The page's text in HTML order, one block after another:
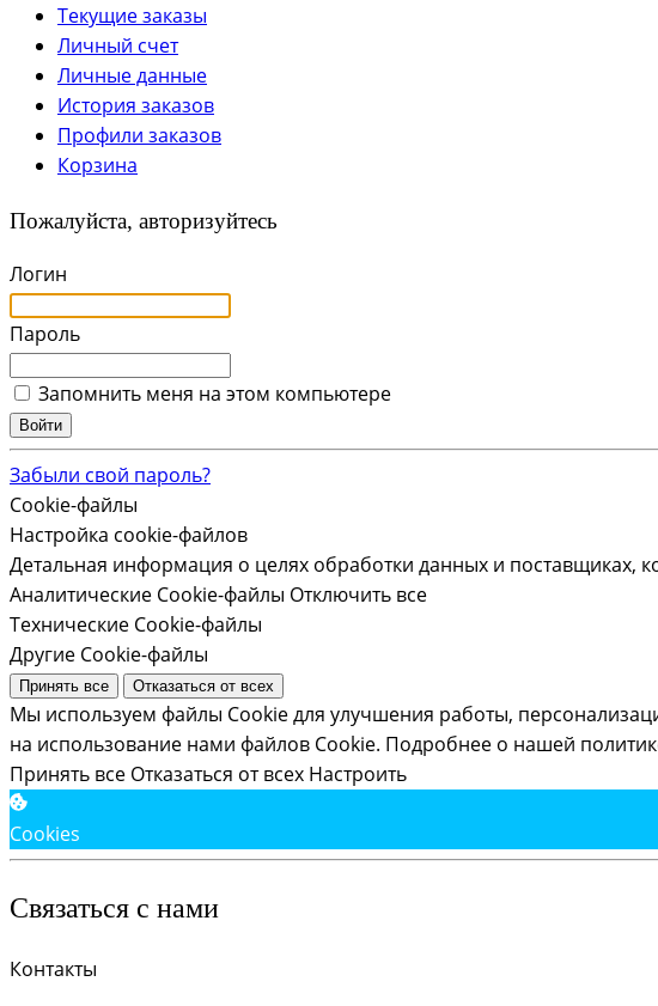
Текущие заказы
Личный счет
Личные данные
История заказов
Профили заказов
Корзина
Пожалуйста, авторизуйтесь
Логин
Пароль
Запомнить меня на этом компьютере
Забыли свой пароль?
Cookie-файлы
Настройка cookie-файлов
Детальная информация о целях обработки данных и поставщиках,
Аналитические Cookie-файлы Отключить все
Технические Cookie-файлы
Другие Cookie-файлы
Принять все Отказаться от всех
Мы используем файлы Cookie для улучшения работы,
на использование нами файлов Cookie. Подробнее о нашей
Принять все Отказаться от всех Настроить
Cookies
Связаться с нами
Контакты